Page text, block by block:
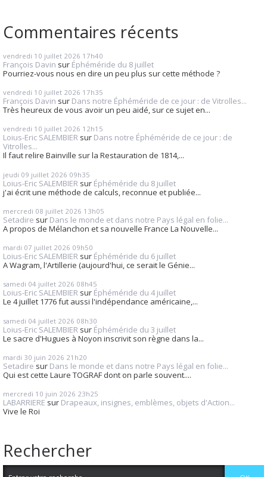
Commentaires récents
vendredi 10 juillet 2026 17h40
François Davin sur Éphéméride du 8 juillet
Pourriez-vous nous en dire un peu plus sur cette méthode ?
vendredi 10 juillet 2026 17h35
François Davin sur Dans notre Éphéméride de ce jour : de Vitrolles...
Très heureux de vous avoir un peu aidé, sur ce sujet en...
vendredi 10 juillet 2026 12h15
Loius-Eric SALEMBIER sur Dans notre Éphéméride de ce jour : de
Vitrolles...
Il faut relire Bainville sur la Restauration de 1814,...
jeudi 09 juillet 2026 09h35
Loius-Eric SALEMBIER sur Éphéméride du 8 juillet
j'ai écrit une méthode de calculs, reconnue et publiée...
mercredi 08 juillet 2026 13h05
Setadire sur Dans le monde et dans notre Pays légal en folie...
A propos de Mélanchon et sa nouvelle France La Nouvelle...
mardi 07 juillet 2026 09h50
Loius-Eric SALEMBIER sur Éphéméride du 6 juillet
A Wagram, l'Artillerie (aujourd'hui, ce serait le Génie...
samedi 04 juillet 2026 08h45
Loius-Eric SALEMBIER sur Éphéméride du 4 juillet
Le 4 juillet 1776 fut aussi l'indépendance américaine,...
samedi 04 juillet 2026 08h30
Loius-Eric SALEMBIER sur Éphéméride du 3 juillet
Le sacre d'Hugues à Noyon inscrivit son règne dans la...
mardi 30 juin 2026 21h20
Setadire sur Dans le monde et dans notre Pays légal en folie...
Qui est cette Laure TOGRAF dont on parle souvent....
mercredi 10 juin 2026 23h25
LABARRIERE sur Drapeaux, insignes, emblèmes, objets d'Action...
Vive le Roi
Rechercher